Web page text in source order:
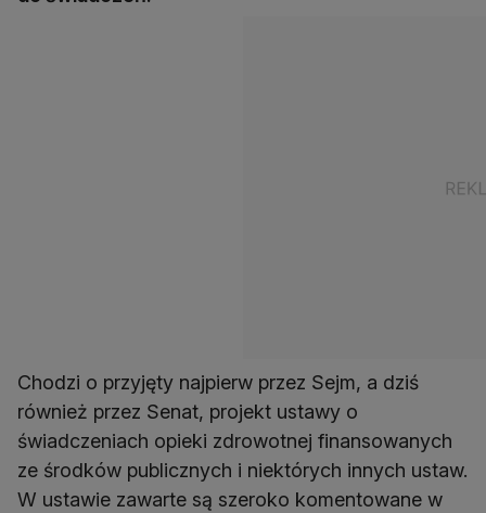
Chodzi o przyjęty najpierw przez Sejm, a dziś
również przez Senat, projekt ustawy o
świadczeniach opieki zdrowotnej finansowanych
ze środków publicznych i niektórych innych ustaw.
W ustawie zawarte są szeroko komentowane w